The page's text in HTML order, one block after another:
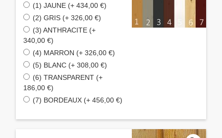
(1) JAUNE (+ 434,00 €)
(2) GRIS (+ 326,00 €)
(3) ANTHRACITE (+
340,00 €)
(4) MARRON (+ 326,00 €)
(5) BLANC (+ 308,00 €)
(6) TRANSPARENT (+
186,00 €)
(7) BORDEAUX (+ 456,00 €)